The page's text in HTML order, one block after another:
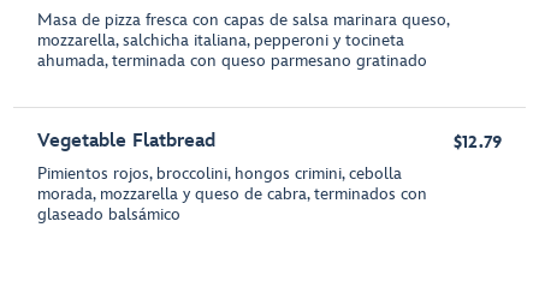
Masa de pizza fresca con capas de salsa marinara queso,
mozzarella, salchicha italiana, pepperoni y tocineta
ahumada, terminada con queso parmesano gratinado
Vegetable Flatbread
Pimientos rojos, broccolini, hongos crimini, cebolla
morada, mozzarella y queso de cabra, terminados con
glaseado balsámico
$12.79